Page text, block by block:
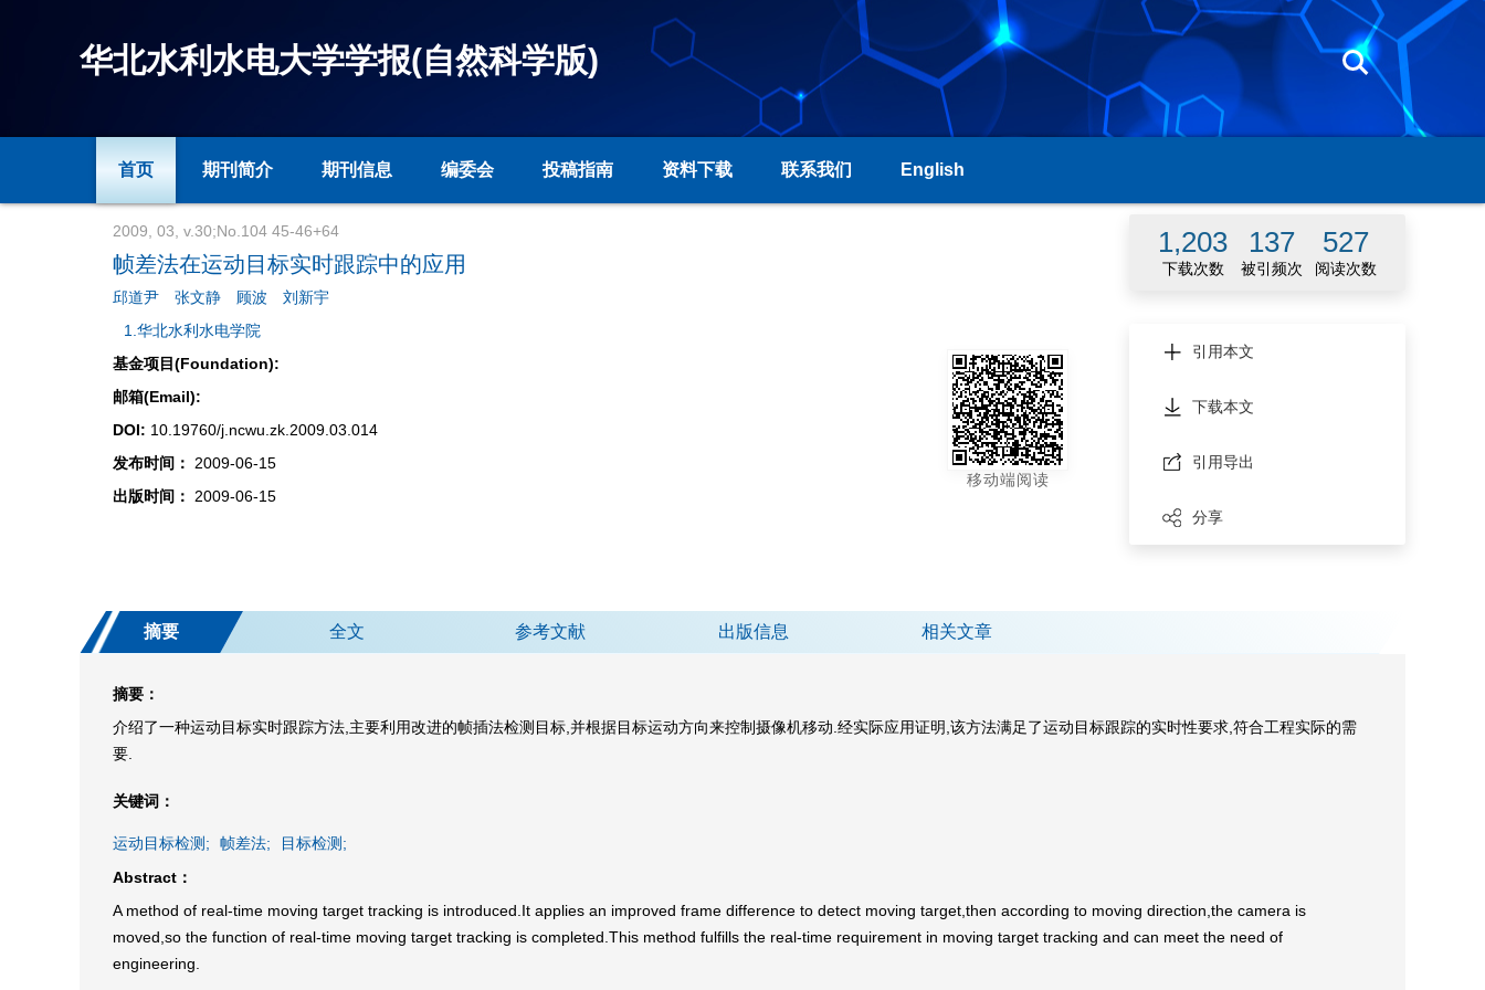
华北水利水电大学学报(自然科学版)
首页 期刊简介 期刊信息 编委会 投稿指南 资料下载 联系我们 English
2009, 03, v.30;No.104 45-46+64
帧差法在运动目标实时跟踪中的应用
邱道尹 张文静 顾波
刘新宇
1.华北水利水电学院
基金项目(Foundation):
邮箱(Email):
DOI: 10.19760/j.ncwu.zk.2009.03.014
发布时间：
2009-06-15
出版时间：
2009-06-15
移动端阅读
1,203 137 527
下载次数 被引频次 阅读次数
引用本文
下载本文
引用导出
分享
摘要 全文 参考文献 出版信息 相关文章
摘要：
介绍了一种运动目标实时跟踪方法,主要利用改进的帧插法检测目标,并根据目标运动方向来控制摄像机移动.经实际应用证明,该方法满足了运动目标跟踪的实时性要求,符合工程实际的需
要.
关键词：
运动目标检测; 帧差法;
目标检测;
Abstract：
A method of real-time moving target tracking is introduced.It applies an improved frame difference to detect moving target,then according to moving direction,the camera is
moved,so the function of real-time moving target tracking is completed.This method fulfills the real-time requirement in moving target tracking and can meet the need of
engineering.